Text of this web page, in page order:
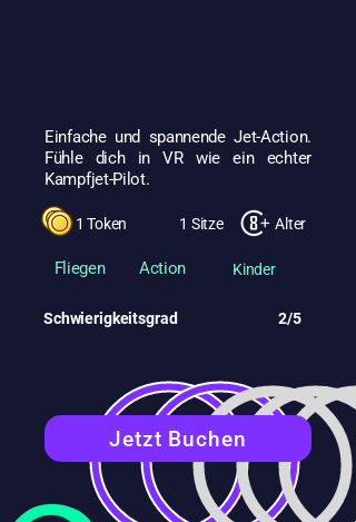
Einfache und spannende Jet-Action.
Fühle dich in VR wie ein echter
Kampfjet-Pilot.
1 Token 1 Sitze Alter
Fliegen Action Kinder
Schwierigkeitsgrad 2/5
Jetzt Buchen